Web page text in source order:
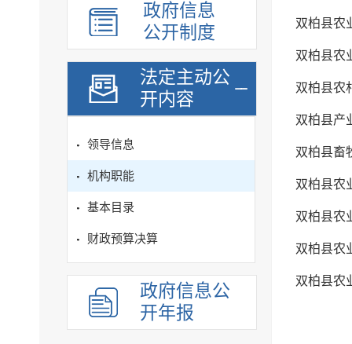
政府信息
公开制度
法定主动公
开内容
领导信息
机构职能
基本目录
财政预算决算
政府信息公
开年报
双柏县农
双柏县农
双柏县农
双柏县产
双柏县畜
双柏县农
双柏县农
双柏县农
双柏县农